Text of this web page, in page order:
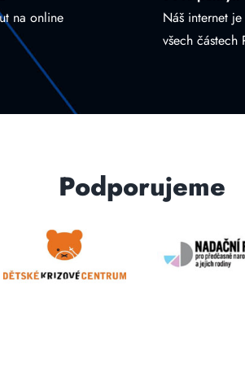
na online
Náš internet
všech částech
Podporujeme